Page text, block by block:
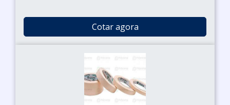
Cotar agora